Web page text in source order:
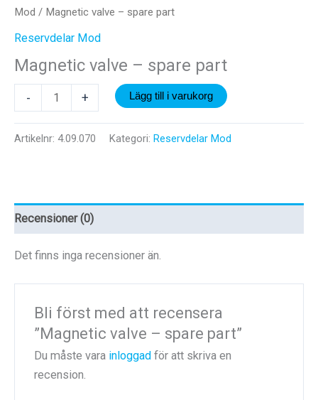
Mod / Magnetic valve – spare part
Reservdelar Mod
Magnetic valve – spare part
-
Magnetic
valve
-
+ Lägg till i varukorg
Artikelnr: 4.09.070 Kategori: Reservdelar Mod
Recensioner (0)
Det finns inga recensioner än.
Bli först med att recensera
”Magnetic valve – spare part”
Du måste vara inloggad för att skriva en
recension.